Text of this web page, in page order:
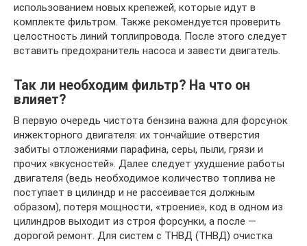
использованием новых крепежей, которые идут в
комплекте фильтром. Также рекомендуется проверить
целостность линий топлипровода. После этого следует
вставить предохранитель насоса и завести двигатель.
Так ли необходим фильтр? На что он
влияет?
В первую очередь чистота бензина важна для форсунок
инжекторного двигателя: их тончайшие отверстия
забиты отложениями парафина, серы, пыли, грязи и
прочих «вкусностей». Далее следует ухудшение работы
двигателя (ведь необходимое количество топлива не
поступает в цилиндр и не рассеивается должным
образом), потеря мощности, «троение», код в одном из
цилиндров выходит из строя форсунки, а после —
дорогой ремонт. Для систем с ТНВД (ТНВД) очистка